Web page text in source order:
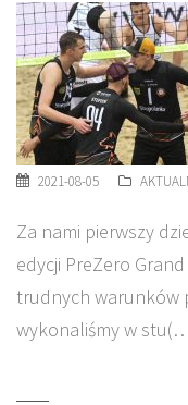
2021-08-05
Za nami pierwszy
edycji PreZero
trudnych warunków
wykonaliśmy w